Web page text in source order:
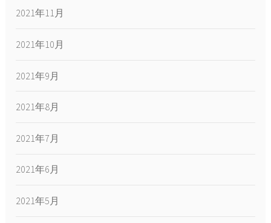
2021年11月
2021年10月
2021年9月
2021年8月
2021年7月
2021年6月
2021年5月